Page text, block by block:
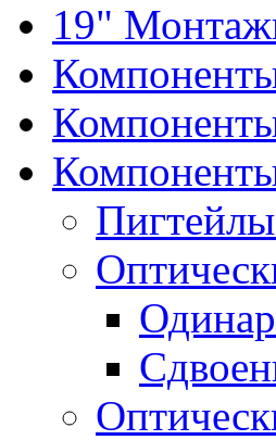
19"